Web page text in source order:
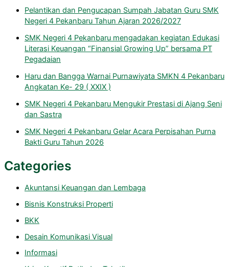
Pelantikan dan Pengucapan Sumpah Jabatan Guru SMK
Negeri 4 Pekanbaru Tahun Ajaran 2026/2027
SMK Negeri 4 Pekanbaru mengadakan kegiatan Edukasi
Literasi Keuangan “Finansial Growing Up” bersama PT
Pegadaian
Haru dan Bangga Warnai Purnawiyata SMKN 4 Pekanbaru
Angkatan Ke- 29 ( XXIX )
SMK Negeri 4 Pekanbaru Mengukir Prestasi di Ajang Seni
dan Sastra
SMK Negeri 4 Pekanbaru Gelar Acara Perpisahan Purna
Bakti Guru Tahun 2026
Categories
Akuntansi Keuangan dan Lembaga
Bisnis Konstruksi Properti
BKK
Desain Komunikasi Visual
Informasi